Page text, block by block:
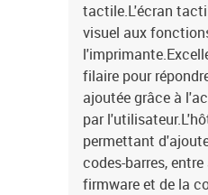
tactile.L'écran
visuel aux
filaire pour
ajoutée grâce à
par
permettant
codes-barres,
firmware et de la